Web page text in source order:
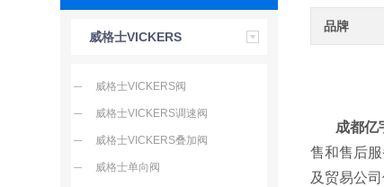
威格士VICKERS
威格士VICKERS阀
威格士VICKERS调速阀
威格士VICKERS叠加阀
威格士单向阀
品牌
成都亿
售和售后
及贸易